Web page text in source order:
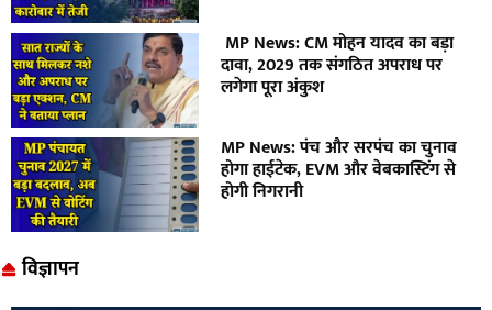
MP News: CM मोहन यादव का बड़ा
दावा, 2029 तक संगठित अपराध पर
लगेगा पूरा अंकुश
MP News: पंच और सरपंच का चुनाव
होगा हाईटेक, EVM और वेबकास्टिंग से
होगी निगरानी
विज्ञापन